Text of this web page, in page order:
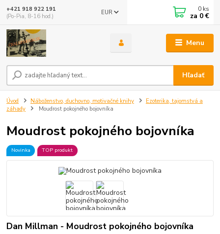
Menu
EUR
Hľadať
+421 918 922 191
(Po-Pia, 8-16 hod.)
0 ks
za 0 €
Úvod Náboženstvo, duchovno, motivačné knihy
Ezoterika, tajomstvá a
záhady
Moudrost pokojného bojovníka
Moudrost pokojného bojovníka
Novinka TOP produkt
Dan Millman - Moudrost pokojného bojovníka